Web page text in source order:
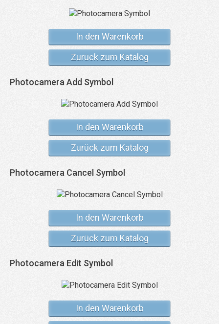
In den Warenkorb
Zurück zum Katalog
Photocamera Add Symbol
In den Warenkorb
Zurück zum Katalog
Photocamera Cancel Symbol
In den Warenkorb
Zurück zum Katalog
Photocamera Edit Symbol
In den Warenkorb